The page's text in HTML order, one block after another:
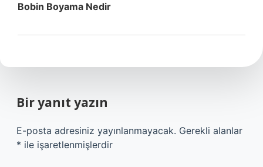
Bobin Boyama Nedir
Bir yanıt yazın
E-posta adresiniz yayınlanmayacak. Gerekli alanlar
* ile işaretlenmişlerdir